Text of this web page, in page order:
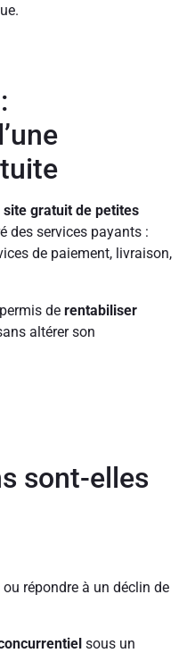
site gratuit de petites
des services payants :
de paiement, livraison,
de rentabiliser
altérer son
sont-elles
ou répondre à un déclin de
sous un